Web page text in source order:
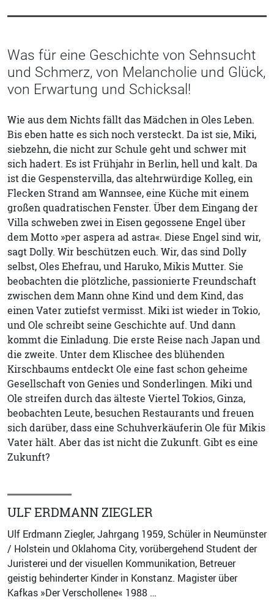
Was für eine Geschichte von Sehnsucht
und Schmerz, von Melancholie und Glück,
von Erwartung und Schicksal!
Wie aus dem Nichts fällt das Mädchen in Oles Leben.
Bis eben hatte es sich noch versteckt. Da ist sie, Miki,
siebzehn, die nicht zur Schule geht und schwer mit
sich hadert. Es ist Frühjahr in Berlin, hell und kalt. Da
ist die Gespenstervilla, das altehrwürdige Kolleg, ein
Flecken Strand am Wannsee, eine Küche mit einem
großen quadratischen Fenster. Über dem Eingang der
Villa schweben zwei in Eisen gegossene Engel über
dem Motto »per aspera ad astra«. Diese Engel sind wir,
sagt Dolly. Wir beschützen euch. Wir, das sind Dolly
selbst, Oles Ehefrau, und Haruko, Mikis Mutter. Sie
beobachten die plötzliche, passionierte Freundschaft
zwischen dem Mann ohne Kind und dem Kind, das
einen Vater zutiefst vermisst. Miki ist wieder in Tokio,
und Ole schreibt seine Geschichte auf. Und dann
kommt die Einladung. Die erste Reise nach Japan und
die zweite. Unter dem Klischee des blühenden
Kirschbaums entdeckt Ole eine fast schon geheime
Gesellschaft von Genies und Sonderlingen. Miki und
Ole streifen durch das älteste Viertel Tokios, Ginza,
beobachten Leute, besuchen Restaurants und freuen
sich darüber, dass eine Schuhverkäuferin Ole für Mikis
Vater hält. Aber das ist nicht die Zukunft. Gibt es eine
Zukunft?
ULF ERDMANN ZIEGLER
Ulf Erdmann Ziegler, Jahrgang 1959, Schüler in Neumünster
/ Holstein und Oklahoma City, vorübergehend Student der
Juristerei und der visuellen Kommunikation, Betreuer
geistig behinderter Kinder in Konstanz. Magister über
Kafkas »Der Verschollene« 1988 …